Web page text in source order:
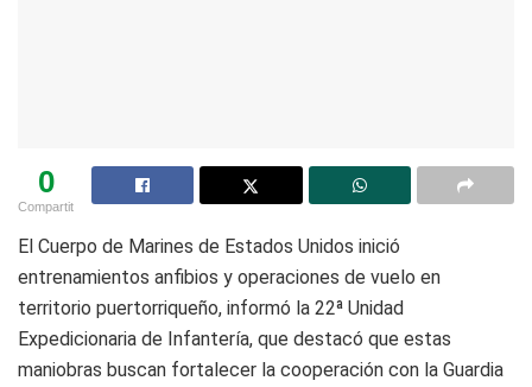
0
Compartit
El Cuerpo de Marines de Estados Unidos inició
entrenamientos anfibios y operaciones de vuelo en
territorio puertorriqueño, informó la 22ª Unidad
Expedicionaria de Infantería, que destacó que estas
maniobras buscan fortalecer la cooperación con la Guardia